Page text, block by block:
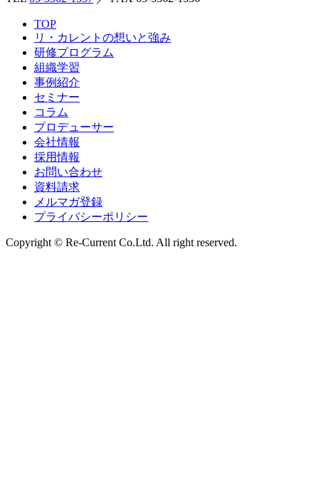
TOP
リ・カレントの想いと強み
研修プログラム
組織学習
事例紹介
セミナー
コラム
プロデューサー
会社情報
採用情報
お問い合わせ
資料請求
メルマガ登録
プライバシーポリシー
Copyright ©️ Re-Current Co.Ltd. All right reserved.